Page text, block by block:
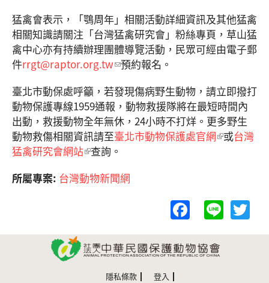
猛禽會表示，「鶚周年」相關活動詳細資訊及其他猛禽
相關知識請關注「台灣猛禽研究會」粉絲專頁，草山猛
禽中心亦有持續辦理團體導覽活動，民眾可經由電子郵
件rrgt@raptor.org.tw 預約報名。
臺北市動保處呼籲，若發現傷病野生動物，請立即撥打
動物保護專線1959通報，動物救援隊將在最短時間內
出動，救援動物全年無休，24小時不打烊。更多野生
動物救傷相關資訊請至臺北市動物保護處官網 或台灣
猛禽研究會網站 查詢。
所屬專案: 台灣動物新聞網
F
a
c
e
Li
n
隱私條款 登入